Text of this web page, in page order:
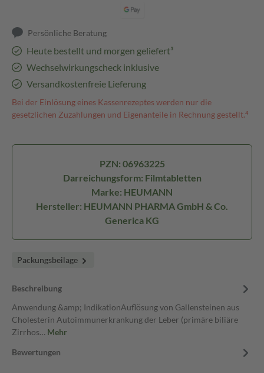
Persönliche Beratung
Heute bestellt und morgen geliefert³
Wechselwirkungscheck inklusive
Versandkostenfreie Lieferung
Bei der Einlösung eines Kassenrezeptes werden nur die
gesetzlichen Zuzahlungen und Eigenanteile in Rechnung gestellt.⁴
PZN: 06963225
Darreichungsform: Filmtabletten
Marke: HEUMANN
Hersteller: HEUMANN PHARMA GmbH & Co.
Generica KG
Packungsbeilage
Beschreibung
Anwendung &amp; IndikationAuflösung von Gallensteinen aus
Cholesterin Autoimmunerkrankung der Leber (primäre biliäre
Zirrhos… Mehr
Bewertungen